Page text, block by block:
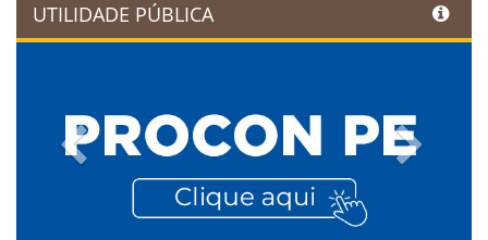
UTILIDADE PÚBLICA
Previous